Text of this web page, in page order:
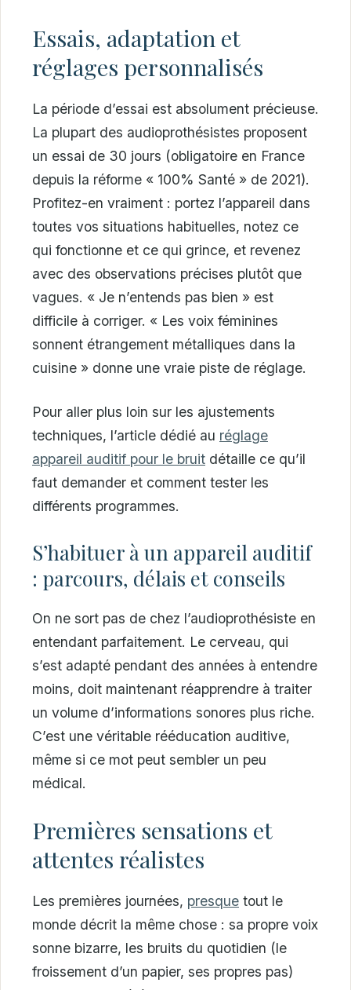
Essais, adaptation et
réglages personnalisés
La période d’essai est absolument précieuse.
La plupart des audioprothésistes proposent
un essai de 30 jours (obligatoire en France
depuis la réforme « 100% Santé » de 2021).
Profitez-en vraiment : portez l’appareil dans
toutes vos situations habituelles, notez ce
qui fonctionne et ce qui grince, et revenez
avec des observations précises plutôt que
vagues. « Je n’entends pas bien » est
difficile à corriger. « Les voix féminines
sonnent étrangement métalliques dans la
cuisine » donne une vraie piste de réglage.
Pour aller plus loin sur les ajustements
techniques, l’article dédié au réglage
appareil auditif pour le bruit détaille ce qu’il
faut demander et comment tester les
différents programmes.
S’habituer à un appareil auditif
: parcours, délais et conseils
On ne sort pas de chez l’audioprothésiste en
entendant parfaitement. Le cerveau, qui
s’est adapté pendant des années à entendre
moins, doit maintenant réapprendre à traiter
un volume d’informations sonores plus riche.
C’est une véritable rééducation auditive,
même si ce mot peut sembler un peu
médical.
Premières sensations et
attentes réalistes
Les premières journées, presque tout le
monde décrit la même chose : sa propre voix
sonne bizarre, les bruits du quotidien (le
froissement d’un papier, ses propres pas)